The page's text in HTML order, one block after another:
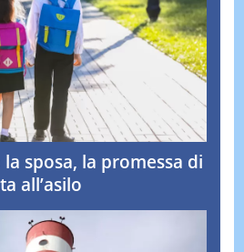
sposa, la promessa di
all’asilo